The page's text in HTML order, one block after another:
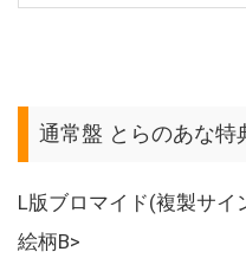
通常盤 とらのあな特
L版ブロマイド(複製サイ
絵柄B>